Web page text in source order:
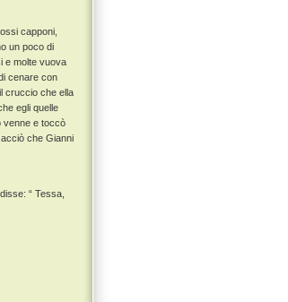
capponi,
un poco di
e molte vuova
cenare con
cruccio che ella
egli quelle
venne e toccò
che Gianni
“ Tessa,